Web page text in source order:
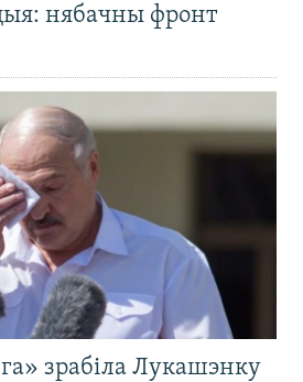
нябачны фронт
зрабіла Лукашэнку